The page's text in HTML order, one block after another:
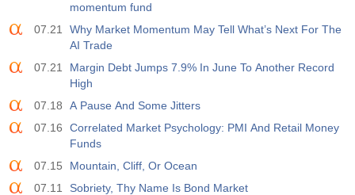
momentum fund
07.21
Why Market Momentum May Tell What’s Next For The
AI Trade
07.21
Margin Debt Jumps 7.9% In June To Another Record
High
07.18
A Pause And Some Jitters
07.16
Correlated Market Psychology: PMI And Retail Money
Funds
07.15
Mountain, Cliff, Or Ocean
07.11
Sobriety, Thy Name Is Bond Market